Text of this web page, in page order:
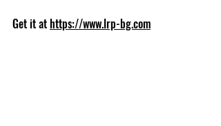
Get it at https://www.lrp-bg.com